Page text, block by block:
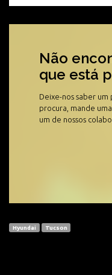
Não
que está
Deixe-nos saber um
procura, mande
um de nossos
Hyundai Tucson